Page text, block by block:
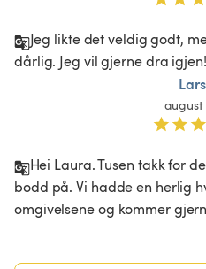
Jeg likte det veldig godt,
dårlig. Jeg vil gjerne dra igjen!
august
Hei Laura. Tusen takk for
bodd på. Vi hadde en herlig
omgivelsene og kommer